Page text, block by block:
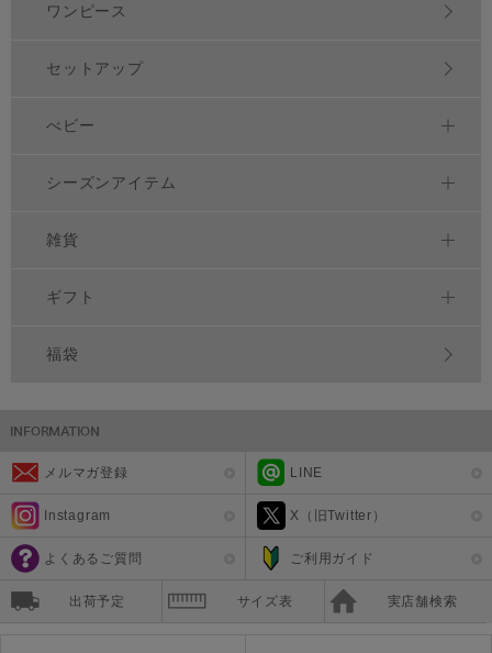
ワンピース
セットアップ
べビー
シーズンアイテム
雑貨
ギフト
福袋
メルマガ登録 LINE
Instagram X（旧Twitter）
よくあるご質問 ご利用ガイド
出荷予定 サイズ表 実店舗検索